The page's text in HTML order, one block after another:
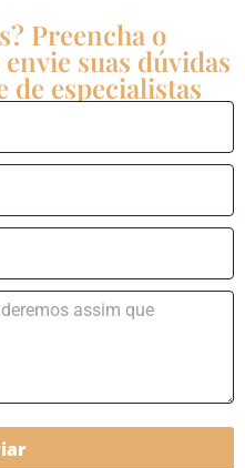
Preencha o
suas dúvidas
de especialistas